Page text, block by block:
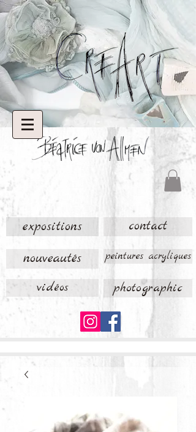
expositions contact
nouveautés peintures acryliques
vidéos photographic